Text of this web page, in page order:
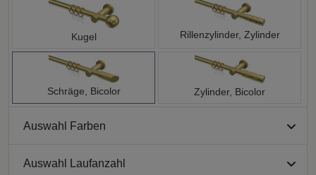
Kugel Rillenzylinder, Zylinder
Schräge, Bicolor Zylinder, Bicolor
Auswahl Farben
Auswahl Laufanzahl